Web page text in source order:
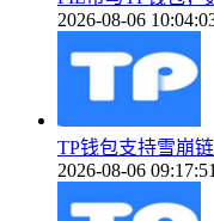
2026-08-06
TP钱包支持雪崩
2026-08-06 09:17:51